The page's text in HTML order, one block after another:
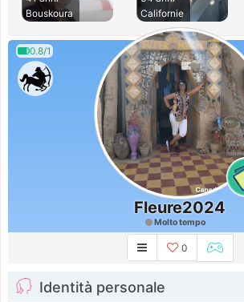
Bouskoura
Californie
0.8/1
Fleure2024
Molto tempo
0
Identità personale